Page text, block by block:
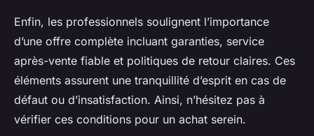
Enfin, les professionnels soulignent l’importance
d’une offre complète incluant garanties, service
après-vente fiable et politiques de retour claires. Ces
éléments assurent une tranquillité d’esprit en cas de
défaut ou d’insatisfaction. Ainsi, n’hésitez pas à
vérifier ces conditions pour un achat serein.